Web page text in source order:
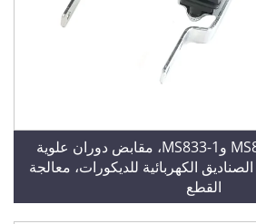
أقفال الخزانة MS832-1 وMS833-1، مقابض دوران علوية
الكهربائية للديكورات، معالجة
القطع